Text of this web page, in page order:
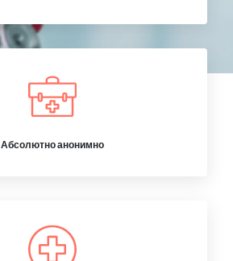
Абсолютно анонимно